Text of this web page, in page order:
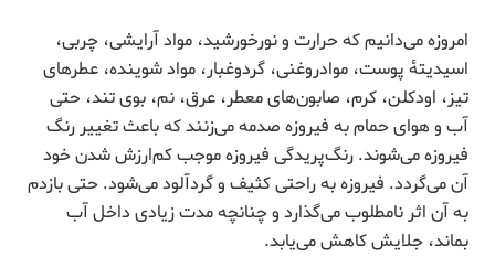
امروزه می‌دانیم که حرارت و نورخورشید، مواد آرایشی، چربی،
اسیدیتۀ پوست، موادروغنی، گردوغبار، مواد شوینده، عطرهای
تیز، اودکلن، کرم، صابون‌های معطر، عرق، نم، بوی تند، حتی
آب و هوای حمام به فیروزه صدمه می‌زنند که باعث تغییر رنگ
فیروزه می‌شوند. رنگ‌پریدگی فیروزه موجب کم‌ارزش شدن خود
آن می‌گردد. فیروزه به راحتی کثیف و گردآلود می‌شود. حتی بازدم
به آن اثر نامطلوب می‌گذارد و چنانچه مدت زیادی داخل آب
بماند، جلایش کاهش می‌یابد.